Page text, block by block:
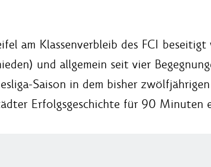
am Klassenverbleib des FCI
und allgemein seit vier
Saison in dem bisher
Erfolgsgeschichte für 90 Minuten